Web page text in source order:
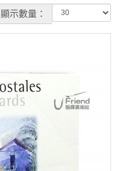
顯示數量：